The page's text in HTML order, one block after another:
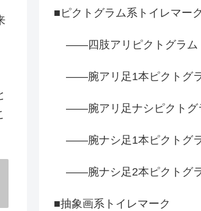
■ピクトグラム系トイレマーク
――四肢アリピクトグラム
――腕アリ足1本ピクトグ
――腕アリ足ナシピクトグ
――腕ナシ足1本ピクトグ
――腕ナシ足2本ピクトグ
■抽象画系トイレマーク